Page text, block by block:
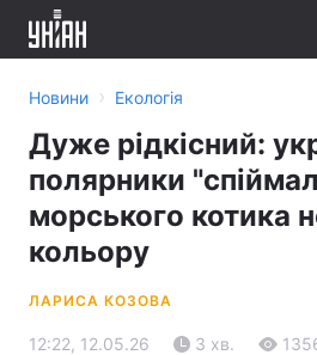
Новини › Екологія
Дуже рідкісний:
полярники
морського котика
кольору
ЛАРИСА КОЗОВА
12:22, 12.05.26 3 хв.